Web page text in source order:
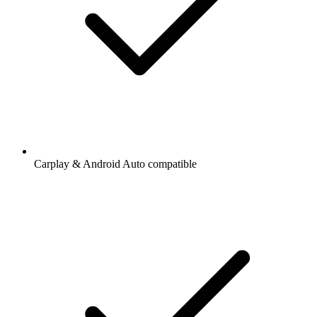
Carplay & Android Auto compatible